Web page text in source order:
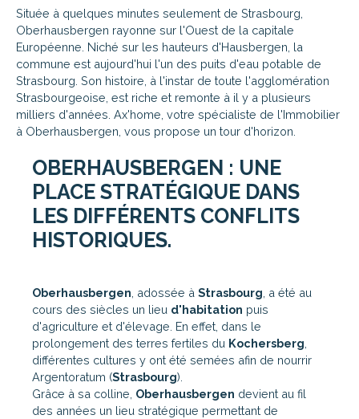
Située à quelques minutes seulement de Strasbourg,
Oberhausbergen rayonne sur l'Ouest de la capitale
Européenne. Niché sur les hauteurs d'Hausbergen, la
commune est aujourd'hui l'un des puits d'eau potable de
Strasbourg. Son histoire, à l'instar de toute l'agglomération
Strasbourgeoise, est riche et remonte à il y a plusieurs
milliers d'années. Ax'home, votre spécialiste de l'Immobilier
à Oberhausbergen, vous propose un tour d'horizon.
OBERHAUSBERGEN : UNE
PLACE STRATÉGIQUE DANS
LES DIFFÉRENTS CONFLITS
HISTORIQUES.
Oberhausbergen , adossée à Strasbourg , a été au
cours des siècles un lieu d'habitation puis
d'agriculture et d'élevage. En effet, dans le
prolongement des terres fertiles du Kochersberg
différentes cultures y ont été semées afin de nourrir
Argentoratum (Strasbourg).
Grâce à sa colline, Oberhausbergen devient au fil
des années un lieu stratégique permettant de